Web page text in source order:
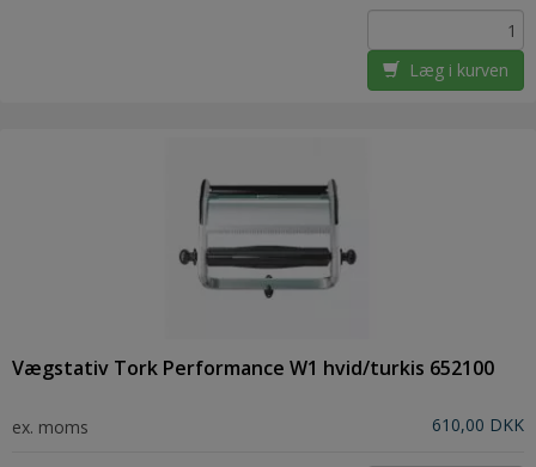
Læg i kurven
Vægstativ Tork Performance W1 hvid/turkis 652100
ex. moms 610,00 DKK